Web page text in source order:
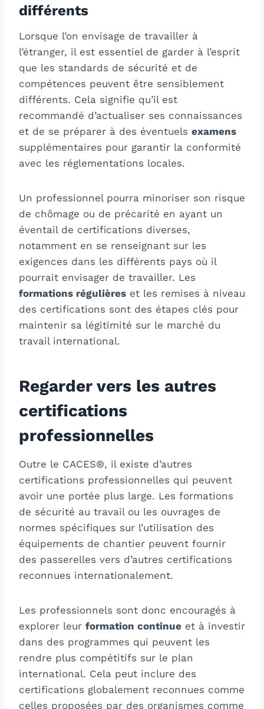
différents
Lorsque l’on envisage de travailler à
l’étranger, il est essentiel de garder à l’esprit
que les standards de sécurité et de
compétences peuvent être sensiblement
différents. Cela signifie qu’il est
recommandé d’actualiser ses connaissances
et de se préparer à des éventuels examens
supplémentaires pour garantir la conformité
avec les réglementations locales.
Un professionnel pourra minoriser son risque
de chômage ou de précarité en ayant un
éventail de certifications diverses,
notamment en se renseignant sur les
exigences dans les différents pays où il
pourrait envisager de travailler. Les
formations régulières et les remises à niveau
des certifications sont des étapes clés pour
maintenir sa légitimité sur le marché du
travail international.
Regarder vers les autres
certifications
professionnelles
Outre le CACES®, il existe d’autres
certifications professionnelles qui peuvent
avoir une portée plus large. Les formations
de sécurité au travail ou les ouvrages de
normes spécifiques sur l’utilisation des
équipements de chantier peuvent fournir
des passerelles vers d’autres certifications
reconnues internationalement.
Les professionnels sont donc encouragés à
explorer leur formation continue et à investir
dans des programmes qui peuvent les
rendre plus compétitifs sur le plan
international. Cela peut inclure des
certifications globalement reconnues comme
celles proposées par des organismes comme